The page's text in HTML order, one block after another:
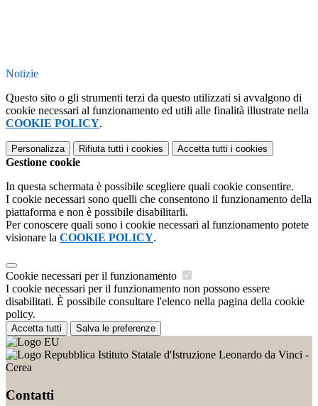
Notizie
Questo sito o gli strumenti terzi da questo utilizzati si avvalgono di
cookie necessari al funzionamento ed utili alle finalità illustrate nella
COOKIE POLICY.
Personalizza Rifiuta tutti i cookies Accetta tutti i cookies
Gestione cookie
In questa schermata è possibile scegliere quali cookie consentire.
I cookie necessari sono quelli che consentono il funzionamento della
piattaforma e non è possibile disabilitarli.
Per conoscere quali sono i cookie necessari al funzionamento potete
visionare la COOKIE POLICY.
Cookie necessari per il funzionamento
I cookie necessari per il funzionamento non possono essere
disabilitati. È possibile consultare l'elenco nella pagina della cookie
policy.
Accetta tutti Salva le preferenze
Istituto Statale d'Istruzione Leonardo da Vinci -
Cerea
Contatti